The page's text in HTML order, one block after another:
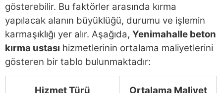
gösterebilir. Bu faktörler arasında kırma
yapılacak alanın büyüklüğü, durumu ve işlemin
karmaşıklığı yer alır. Aşağıda, Yenimahalle beton
kırma ustası hizmetlerinin ortalama maliyetlerini
gösteren bir tablo bulunmaktadır:
Hizmet Türü
Ortalama Maliyet